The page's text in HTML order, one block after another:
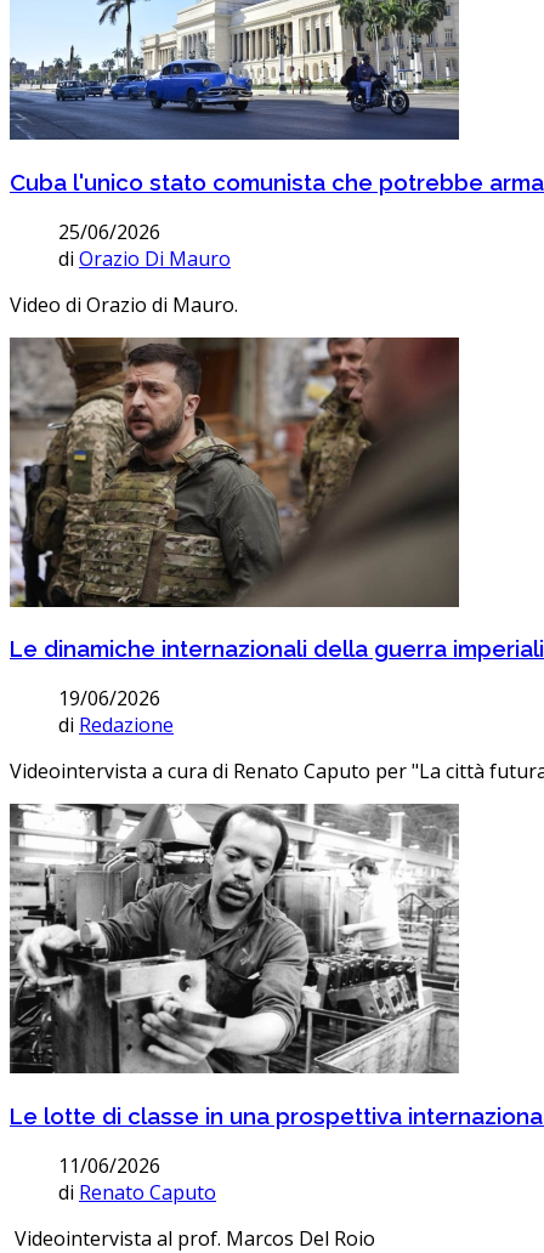
Cuba l'unico stato comunista che potrebbe
25/06/2026
di Orazio Di Mauro
Video di Orazio di Mauro.
Le dinamiche internazionali della guerra
19/06/2026
di Redazione
Videointervista a cura di Renato Caputo per "La città
Le lotte di classe in una prospettiva
11/06/2026
di Renato Caputo
Videointervista al prof. Marcos Del Roio